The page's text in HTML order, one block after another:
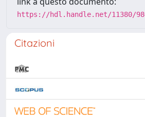
https://hdl.handle.net/11380/
Citazioni